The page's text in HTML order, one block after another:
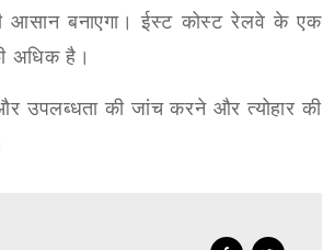
आसान बनाएगा। ईस्ट कोस्ट रेलवे के एक
अधिक है।
उपलब्धता की जांच करने और त्योहार की